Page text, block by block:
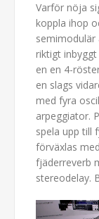
Varför nöja
koppla ihop
riktigt
en en 4-
en slags
med fyra
arpeggiator.
spela upp till
förväxlas
fjäderreverb
stereodelay.